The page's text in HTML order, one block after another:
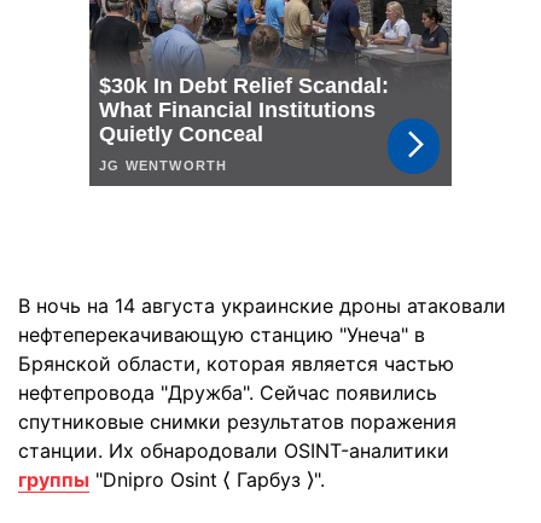
В ночь на 14 августа украинские дроны атаковали
нефтеперекачивающую станцию "Унеча" в
Брянской области, которая является частью
нефтепровода "Дружба". Сейчас появились
спутниковые снимки результатов поражения
станции. Их обнародовали OSINT-аналитики
группы "Dnipro Osint ⟨ Гарбуз ⟩".